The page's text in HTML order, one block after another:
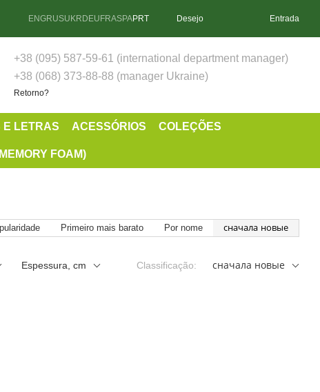
ENGRUSUKR DEU FRASPAPRT Desejo Entrada
+38 (095) 587-59-61 (international department manager)
+38 (068) 373-88-88 (manager Ukraine)
Retorno?
E LETRAS ACESSÓRIOS COLEÇÕES
FOAM)
Primeiro mais barato Por nome сначала новые
Espessura, cm Classificação: сначала новые